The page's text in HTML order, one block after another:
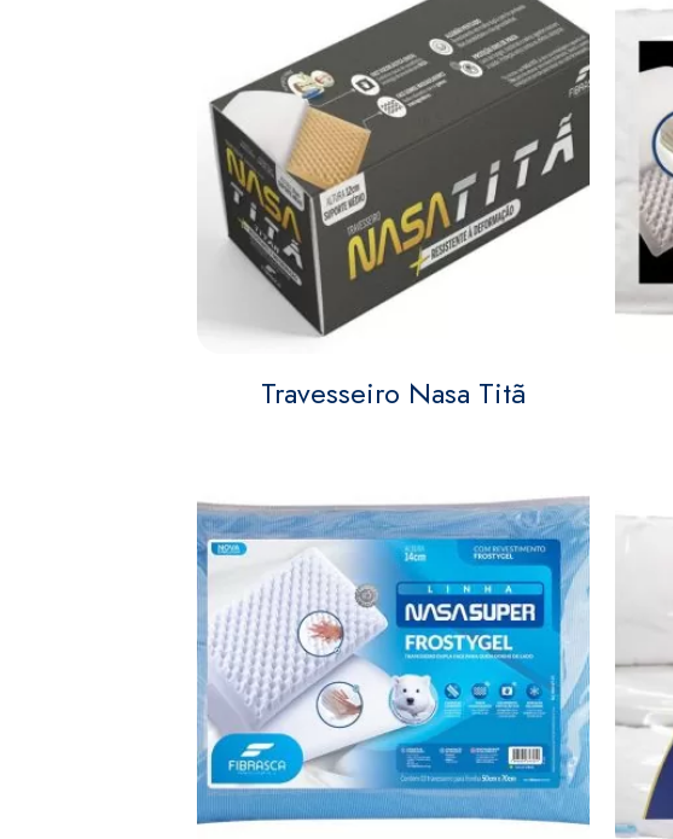
Travesseiro Nasa Titã